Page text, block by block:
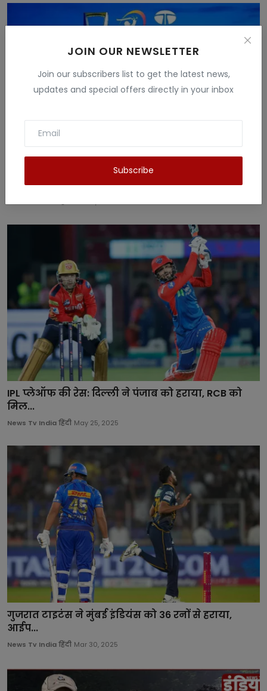
JOIN OUR NEWSLETTER
Join our subscribers list to get the latest news,
updates and special offers directly in your inbox
Subscribe
IPL 2025 Mega Auction: सऊदी अरब के जेद्दाह में होगी
नील...
IPL प्लेऑफ की रेस: दिल्ली ने पंजाब को हराया, RCB को
मिल...
News Tv India हिंदी May 25, 2025
गुजरात टाइटंस ने मुंबई इंडियंस को 36 रनों से हराया,
आईप...
News Tv India हिंदी Mar 30, 2025